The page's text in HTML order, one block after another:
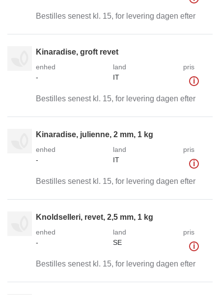
Bestilles senest kl. 15, for levering dagen efter
Kinaradise, groft revet
enhed
-
land
IT
pris
i
Bestilles senest kl. 15, for levering dagen efter
Kinaradise, julienne, 2 mm, 1 kg
enhed
-
land
IT
pris
i
Bestilles senest kl. 15, for levering dagen efter
Knoldselleri, revet, 2,5 mm, 1 kg
enhed
-
land
SE
pris
i
Bestilles senest kl. 15, for levering dagen efter